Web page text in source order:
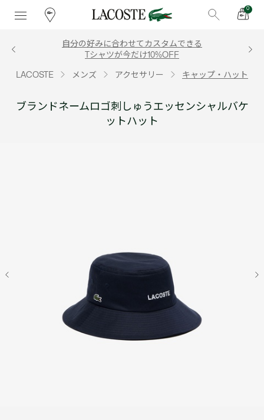
0
自分の好みに合わせてカスタムできる
Tシャツが今だけ10%OFF
LACOSTE メンズ アクセサリー キャップ・ハット
ブランドネームロゴ刺しゅうエッセンシャルバケ
ットハット